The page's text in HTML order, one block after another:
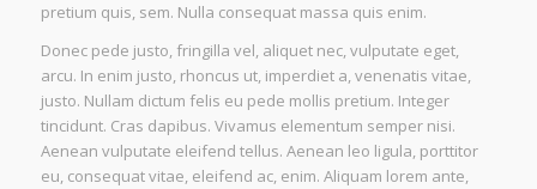
pretium quis, sem. Nulla consequat massa quis enim.
Donec pede justo, fringilla vel, aliquet nec, vulputate eget,
arcu. In enim justo, rhoncus ut, imperdiet a, venenatis vitae,
justo. Nullam dictum felis eu pede mollis pretium. Integer
tincidunt. Cras dapibus. Vivamus elementum semper nisi.
Aenean vulputate eleifend tellus. Aenean leo ligula, porttitor
eu, consequat vitae, eleifend ac, enim. Aliquam lorem ante,